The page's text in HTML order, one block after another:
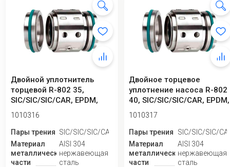
Двойной уплотнитель
торцевой R-802 35,
SIC/SIC/SIC/CAR, EPDM,
304
1010316
Пары трения SIC/SIC/SIC/CAR
Материал
металлической
части
AISI 304
нержавеющая
сталь
Двойное торцевое
уплотнение насоса R-802
40, SIC/SIC/SIC/CAR, EPDM,
304
1010317
Пары трения
SIC/SIC/SIC/
Материал
металлической
части
AISI 304
нержавеющая
сталь